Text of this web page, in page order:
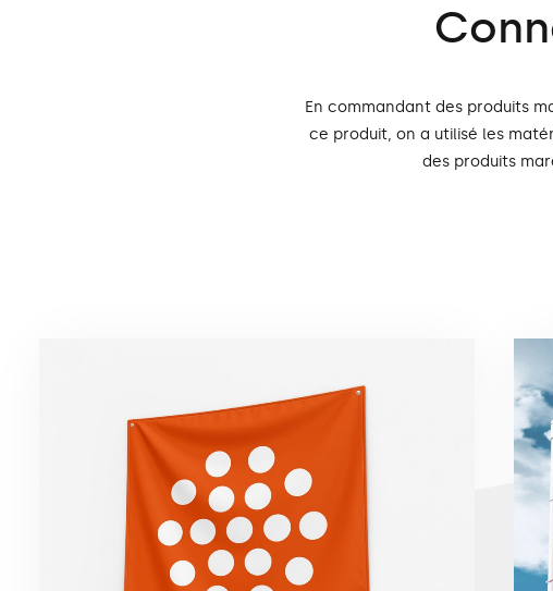
En commandant des produits
ce produit, on a utilisé les
des produits